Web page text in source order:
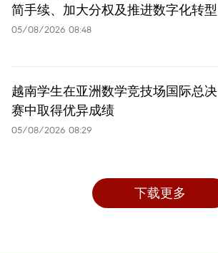
简手续、加大分权及推进数字化转型
05/08/2026 08:48
越南学生在亚洲数学竞技场国际总决
赛中取得优异成绩
05/08/2026 08:29
下载更多